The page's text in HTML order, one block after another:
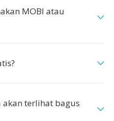
MOBI atau
akan terlihat bagus